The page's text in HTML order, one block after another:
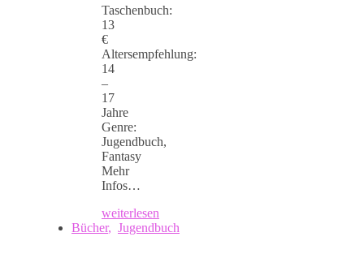
Taschenbuch:
13
€
Altersempfehlung:
14
–
17
Jahre
Genre:
Jugendbuch,
Fantasy
Mehr
Infos…
weiterlesen
Bücher, Jugendbuch